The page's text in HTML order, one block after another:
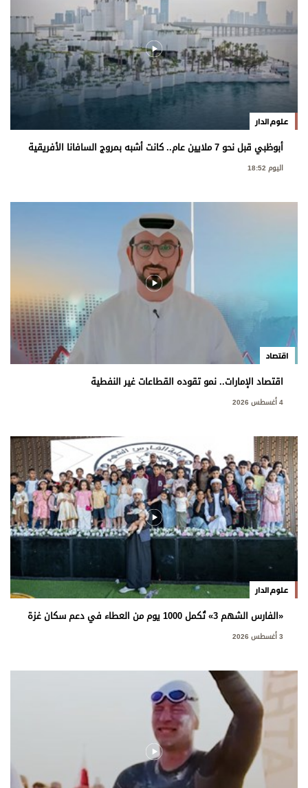
علوم الدار
أبوظبي قبل نحو 7 ملايين عام.. كانت أشبه بمروج السافانا الأفريقية
اليوم 18:52
اقتصاد
اقتصاد الإمارات.. نمو تقوده القطاعات غير النفطية
4 أغسطس 2026
علوم الدار
«الفارس الشهم 3» تُكمل 1000 يوم من العطاء في دعم سكان غزة
3 أغسطس 2026